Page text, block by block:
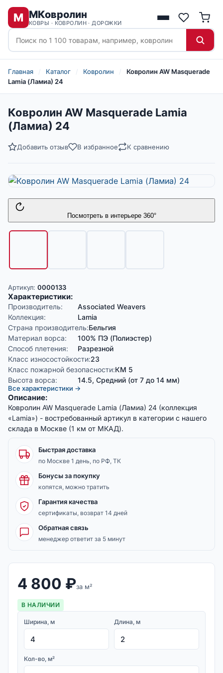
М МКовролин
КОВРЫ · КОВРОЛИН · ДОРОЖКИ
Главная / Каталог / Ковролин /
Ковролин AW Masquerade
Lamia (Ламиа) 24
Ковролин AW Masquerade Lamia
(Ламиа) 24
Добавить отзыв В избранное К сравнению
Посмотреть в интерьере 360°
Артикул: 0000133
Характеристики:
Производитель:
Associated Weavers
Коллекция:
Lamia
Страна производитель:Бельгия
Материал ворса:
100% ПЭ (Полиэстер)
Способ плетения:
Разрезной
Класс износостойкости:23
Класс пожарной безопасности:КМ 5
Высота ворса:
14.5, Средний (от 7 до 14 мм)
Все характеристики →
Описание:
Ковролин AW Masquerade Lamia (Ламиа) 24 (коллекция
«Lamia») - востребованный артикул в категории с нашего
склада в Москве (1 км от МКАД).
Быстрая доставка
по Москве 1 день, по РФ, ТК
Бонусы за покупку
копятся, можно тратить
Гарантия качества
сертификаты, возврат 14 дней
Обратная связь
менеджер ответит за 5 минут
4 800 ₽за м²
В НАЛИЧИИ
Ширина, м Длина, м
Кол-во, м²